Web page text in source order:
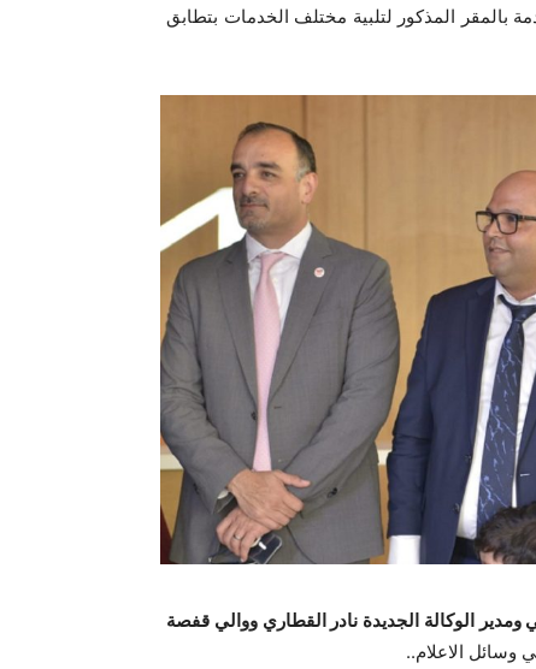
بالمقر المذكور لتلبية مختلف الخدمات بتطابق
ومدير الوكالة الجديدة نادر القطاري ووالي قفصة
الاعلام..